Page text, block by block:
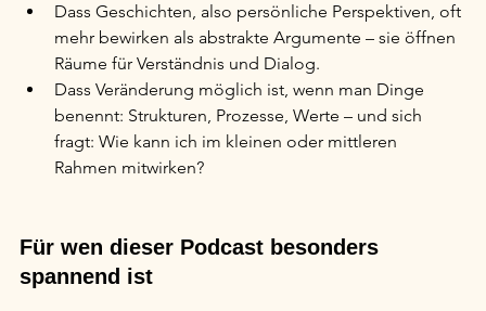
Dass Geschichten, also persönliche Perspektiven, oft
mehr bewirken als abstrakte Argumente – sie öffnen
Räume für Verständnis und Dialog.
Dass Veränderung möglich ist, wenn man Dinge
benennt: Strukturen, Prozesse, Werte – und sich
fragt: Wie kann ich im kleinen oder mittleren
Rahmen mitwirken?
Für wen dieser Podcast besonders
spannend ist